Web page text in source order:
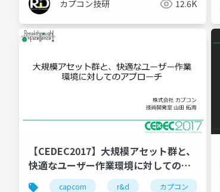
カプコン技研 12.6K
【CEDEC2017】大規模アセット群と、
快適なユーザー作業環境に対してのア
プローチcapcom r&d カプコン